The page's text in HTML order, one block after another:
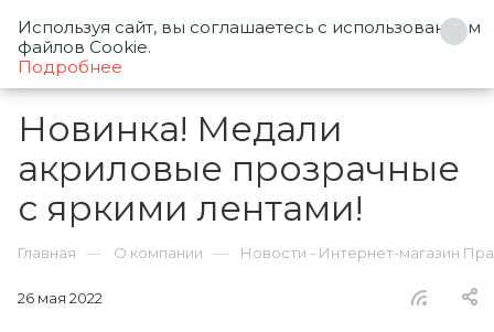
0
Новинка! Медали
акриловые прозрачные
с яркими лентами!
Главная — О компании — Новости - Интернет-магазин
26 мая 2022
Используя сайт, вы соглашаетесь с использованием
файлов Cookie.
Подробнее